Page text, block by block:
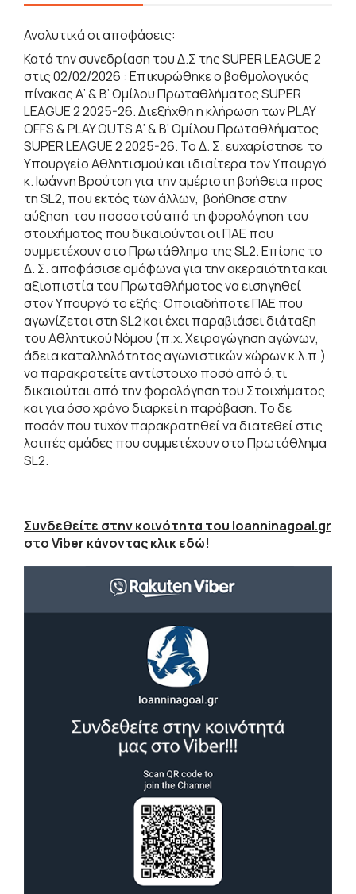
Αναλυτικά οι αποφάσεις:
Κατά την συνεδρίαση του Δ.Σ της SUPER LEAGUE 2
στις 02/02/2026 : Επικυρώθηκε ο βαθμολογικός
πίνακας Α’ & Β’ Ομίλου Πρωταθλήματος SUPER
LEAGUE 2 2025-26. Διεξήχθη η κλήρωση των PLAY
OFFS & PLAY OUTS Α’ & Β’ Ομίλου Πρωταθλήματος
SUPER LEAGUE 2 2025-26. Το Δ. Σ. ευχαρίστησε το
Υπουργείο Αθλητισμού και ιδιαίτερα τον Υπουργό
κ. Ιωάννη Βρούτση για την αμέριστη βοήθεια προς
τη SL2, που εκτός των άλλων, βοήθησε στην
αύξηση του ποσοστού από τη φορολόγηση του
στοιχήματος που δικαιούνται οι ΠΑΕ που
συμμετέχουν στο Πρωτάθλημα της SL2. Επίσης το
Δ. Σ. αποφάσισε ομόφωνα για την ακεραιότητα και
αξιοπιστία του Πρωταθλήματος να εισηγηθεί
στον Υπουργό το εξής: Οποιαδήποτε ΠΑΕ που
αγωνίζεται στη SL2 και έχει παραβιάσει διάταξη
του Αθλητικού Νόμου (π.χ. Χειραγώγηση αγώνων,
άδεια καταλληλότητας αγωνιστικών χώρων κ.λ.π.)
να παρακρατείτε αντίστοιχο ποσό από ό,τι
δικαιούται από την φορολόγηση του Στοιχήματος
και για όσο χρόνο διαρκεί η παράβαση. Το δε
ποσόν που τυχόν παρακρατηθεί να διατεθεί στις
λοιπές ομάδες που συμμετέχουν στο Πρωτάθλημα
SL2.
Συνδεθείτε στην κοινότητα του Ioanninagoal.gr
στο Viber κάνοντας κλικ εδώ!